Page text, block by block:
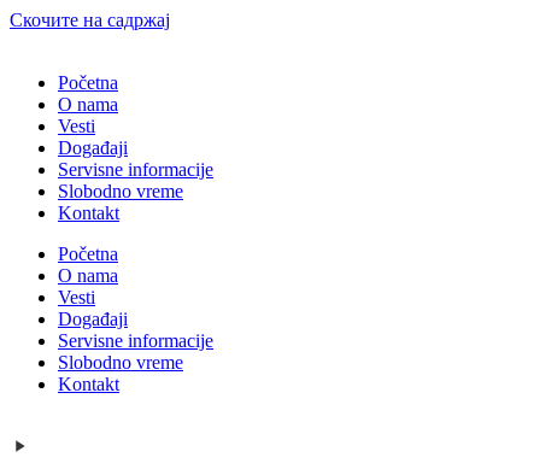
Скочите на садржај
Početna
O nama
Vesti
Događaji
Servisne informacije
Slobodno vreme
Kontakt
Početna
O nama
Vesti
Događaji
Servisne informacije
Slobodno vreme
Kontakt